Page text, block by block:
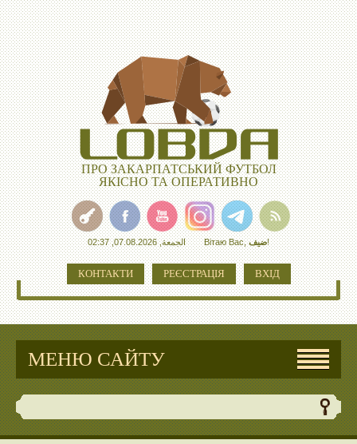
ПРО ЗАКАРПАТСЬКИЙ ФУТБОЛ
ЯКІСНО ТА ОПЕРАТИВНО
الجمعة, 07.08.2026, 02:37 Вітаю Вас,ضيف!
КОНТАКТИ РЕЄСТРАЦІЯ ВХІД
МЕНЮ САЙТУ